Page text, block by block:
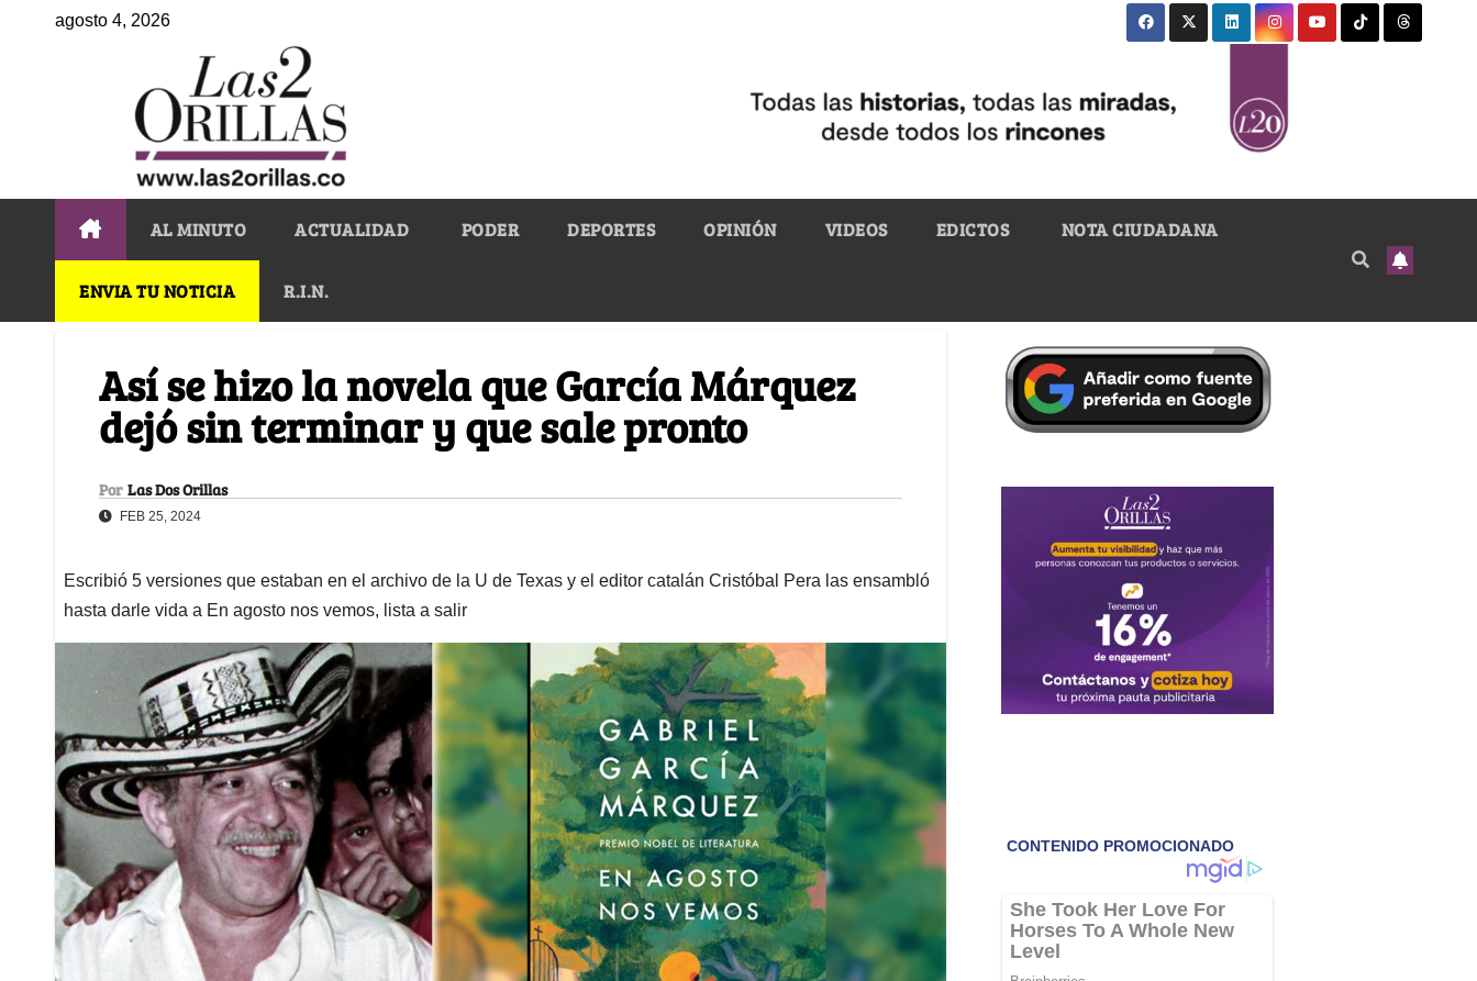
agosto 4, 2026
AL MINUTO ACTUALIDAD PODER DEPORTES OPINIÓN VIDEOS EDICTOS NOTA CIUDADANA
ENVIA TU NOTICIA R.I.N.
Así se hizo la novela que García Márquez
dejó sin terminar y que sale pronto
Por Las Dos Orillas
FEB 25, 2024
Escribió 5 versiones que estaban en el archivo de la U de Texas y el editor catalán Cristóbal Pera las ensambló
hasta darle vida a En agosto nos vemos, lista a salir